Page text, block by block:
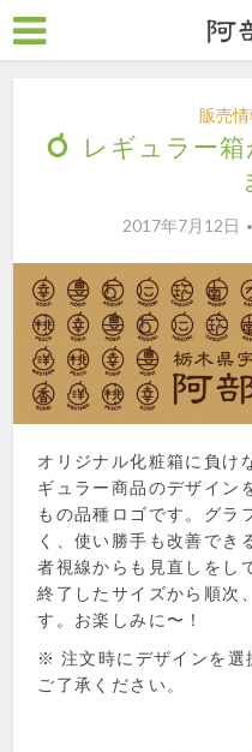
販売
レギュラー
2017年7月12日
オリジナル化粧箱に負け
ギュラー商品のデザイン
もの品種ロゴです。グラ
く、使い勝手も改善でき
者視線からも見直しをし
終了したサイズから順次
す。お楽しみに〜！
※ 注文時にデザインを選
ご了承ください。